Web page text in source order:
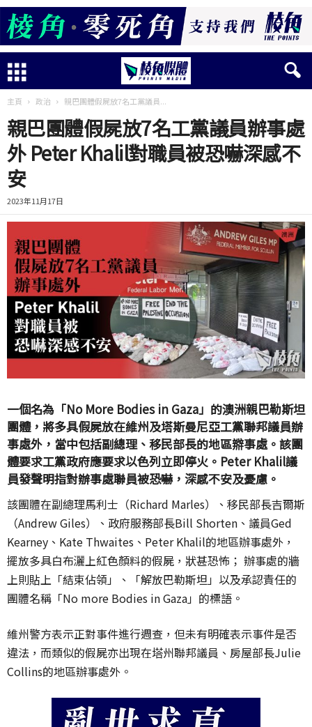
主頁 政治 親巴團體假屍放7名工黨議員...
親巴團體假屍放7名工黨議員辦事處
外 Peter Khalil對職員被恐嚇深感不
安
2023年11月17日
一個名為「No More Bodies in Gaza」的澳洲親巴勒斯坦
團體，將多具假屍放在維州及塔斯曼尼亞工黨聯邦議員辦
事處外，當中包括副總理、移民部長的地區㸤事處。該團
體要求工黨政府應要求以色列立即停火。Peter Khalil議
員發聲明指對辦事處聯員被恐嚇，深感不安及憂慮。
該團體在副總理馬利士 （Richard Marles）、移民部長吉爾斯
（Andrew Giles）、政府服務部長Bill Shorten、議員Ged
Kearney 、 Kate Thwaites、Peter Khalil的地區辦事處外，
擺放多具白布灑上紅色顏料的假屍，狀甚恐怖； 辦事處的牆
上則貼上「結束佔領」、「解放巴勒斯坦」以及承認責任的
團體名稱 「No more Bodies in Gaza」的標語。
維州警方表示正對事件進行週查，但未有明確表示事件是否
違法，而類似的假屍亦出現在塔州聯邦議員、房屋部長Julie
Collins的地區辦事處外。